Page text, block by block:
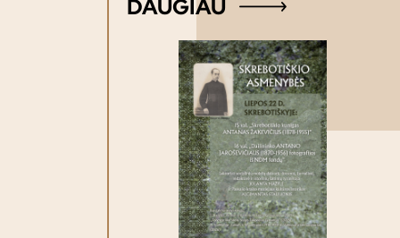
lektoriai: Maloniai kviečiame!
DAUGIAU